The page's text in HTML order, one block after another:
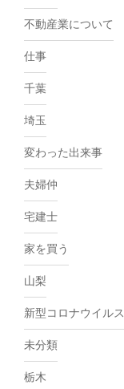
不動産業について
仕事
千葉
埼玉
変わった出来事
夫婦仲
宅建士
家を買う
山梨
新型コロナウイルス
未分類
栃木